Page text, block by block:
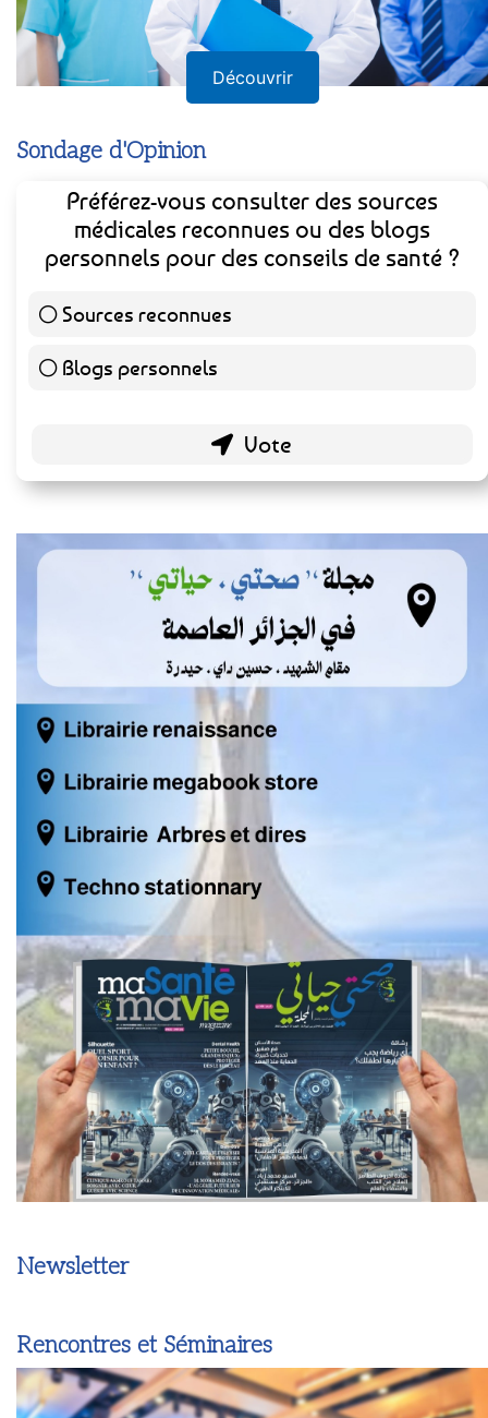
Découvrir
Sondage d'Opinion
Préférez-vous consulter des sources
médicales reconnues ou des blogs
personnels pour des conseils de santé ?
Sources reconnues
Blogs personnels
Newsletter
Rencontres et Séminaires